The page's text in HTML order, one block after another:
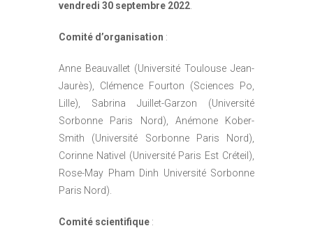
vendredi 30 septembre 2022.
Comité d’organisation :
Anne Beauvallet (Université Toulouse Jean-
Jaurès), Clémence Fourton (Sciences Po,
Lille), Sabrina Juillet-Garzon (Université
Sorbonne Paris Nord), Anémone Kober-
Smith (Université Sorbonne Paris Nord),
Corinne Nativel (Université Paris Est Créteil),
Rose-May Pham Dinh Université Sorbonne
Paris Nord).
Comité scientifique :